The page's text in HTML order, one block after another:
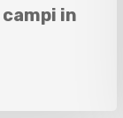
in